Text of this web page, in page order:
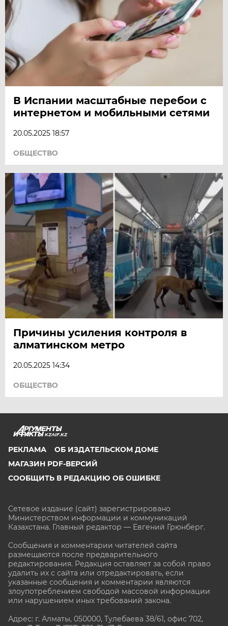
В Испании масштабные перебои с
интернетом и мобильными сетями
20.05.2025 18:57
ОБЩЕСТВО
Причины усиления контроля в
алматинском метро
20.05.2025 14:34
ОБЩЕСТВО
KZAIF.KZ
РЕКЛАМА
ОБ ИЗДАТЕЛЬСКОМ ДОМЕ
МАГАЗИН PDF-ВЕРСИЙ
СООБЩИТЬ В РЕДАКЦИЮ ОБ ОШИБКЕ
Сетевое издание (сайт) зарегистрировано
Министерством информации и коммуникаций
Казахстана. Главный редактор — Евгений Грюнберг.
Сообщения и комментарии читателей сайта
размещаются после предварительного
редактирования. Редакция оставляет за собой право
удалить их с сайта или отредактировать, если
указанные сообщения и комментарии являются
злоупотреблением свободой массовой информации
или нарушением иных требований закона.
Адрес: г. Алматы, 050000, Тулебаева 38/61, офис 702,